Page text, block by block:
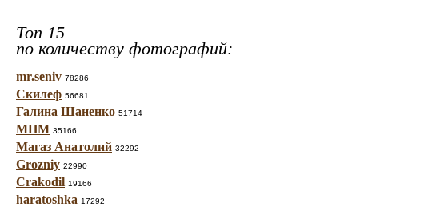
Топ 15
по количеству фотографий:
mr.seniv 78286
Скилеф 56681
Галина Шаненко 51714
МНМ 35166
Магаз Анатолий 32292
Grozniy 22990
Crakodil 19166
haratoshka 17292